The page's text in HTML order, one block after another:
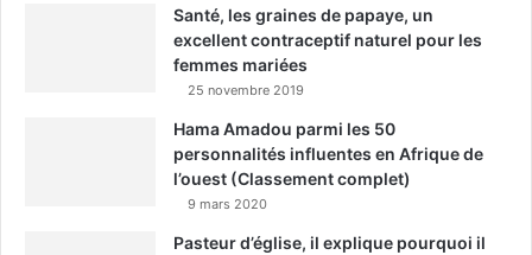
Santé, les graines de papaye, un
excellent contraceptif naturel pour les
femmes mariées
25 novembre 2019
Hama Amadou parmi les 50
personnalités influentes en Afrique de
l’ouest (Classement complet)
9 mars 2020
Pasteur d’église, il explique pourquoi il